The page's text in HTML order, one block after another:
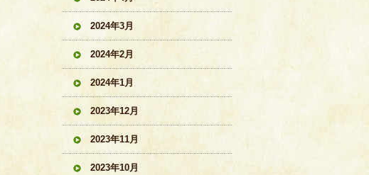
2024年3月
2024年2月
2024年1月
2023年12月
2023年11月
2023年10月